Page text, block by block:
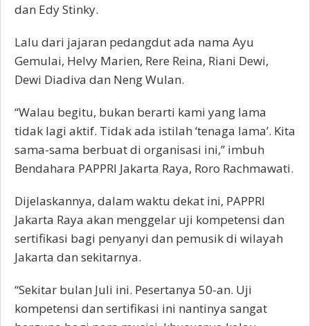
dan Edy Stinky.
Lalu dari jajaran pedangdut ada nama Ayu
Gemulai, Helvy Marien, Rere Reina, Riani Dewi,
Dewi Diadiva dan Neng Wulan.
“Walau begitu, bukan berarti kami yang lama
tidak lagi aktif. Tidak ada istilah ‘tenaga lama’. Kita
sama-sama berbuat di organisasi ini,” imbuh
Bendahara PAPPRI Jakarta Raya, Roro Rachmawati.
Dijelaskannya, dalam waktu dekat ini, PAPPRI
Jakarta Raya akan menggelar uji kompetensi dan
sertifikasi bagi penyanyi dan pemusik di wilayah
Jakarta dan sekitarnya.
“Sekitar bulan Juli ini. Pesertanya 50-an. Uji
kompetensi dan sertifikasi ini nantinya sangat